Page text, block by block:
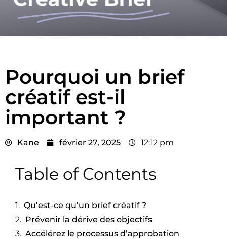
Pourquoi un brief
créatif est-il
important ?
Kane février 27, 2025 12:12 pm
Table of Contents
Qu’est-ce qu’un brief créatif ?
Prévenir la dérive des objectifs
Accélérez le processus d’approbation